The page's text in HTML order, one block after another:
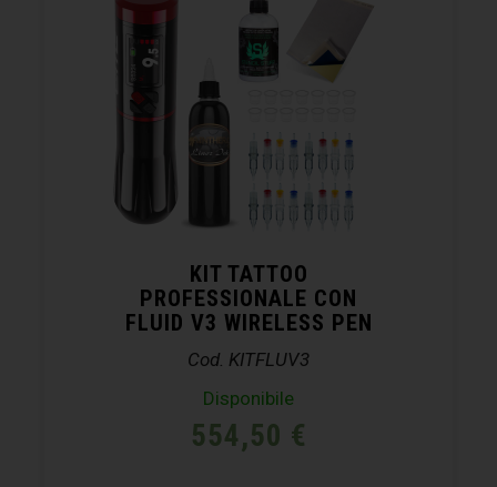
KIT TATTOO
PROFESSIONALE CON
FLUID V3 WIRELESS PEN
Cod. KITFLUV3
Disponibile
554,50 €